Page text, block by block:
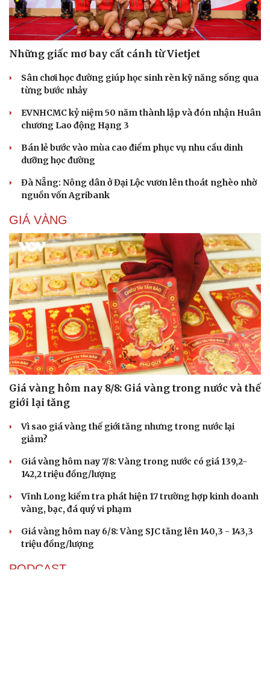
Những giấc mơ bay cất cánh từ Vietjet
Sân chơi học đường giúp học sinh rèn kỹ năng sống qua
từng bước nhảy
EVNHCMC kỷ niệm 50 năm thành lập và đón nhận Huân
chương Lao động Hạng 3
Bán lẻ bước vào mùa cao điểm phục vụ nhu cầu dinh
dưỡng học đường
Đà Nẵng: Nông dân ở Đại Lộc vươn lên thoát nghèo nhờ
nguồn vốn Agribank
GIÁ VÀNG
Giá vàng hôm nay 8/8: Giá vàng trong nước và thế
giới lại tăng
Vì sao giá vàng thế giới tăng nhưng trong nước lại
giảm?
Giá vàng hôm nay 7/8: Vàng trong nước có giá 139,2-
142,2 triệu đồng/lượng
Vĩnh Long kiểm tra phát hiện 17 trường hợp kinh doanh
vàng, bạc, đá quý vi phạm
Giá vàng hôm nay 6/8: Vàng SJC tăng lên 140,3 - 143,3
triệu đồng/lượng
PODCAST